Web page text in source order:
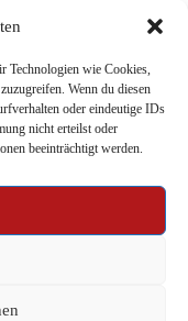
Technologien wie Cookies,
Wenn du diesen
oder eindeutige IDs
nicht erteilst oder
beeinträchtigt werden.